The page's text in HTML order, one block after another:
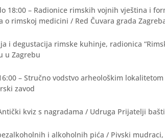
18:00 – Radionice rimskih vojnih vještina i
o rimskoj medicini / Red Čuvara grada
i degustacija rimske kuhinje, radionica
u Zagrebu
– Stručno vodstvo arheološkim
zavod
kviz s nagradama / Udruga Prijatelji
i alkoholnih pića / Pivski mudraci,